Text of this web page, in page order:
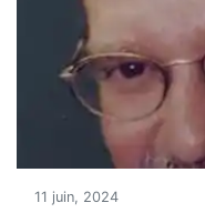
11 juin, 2024